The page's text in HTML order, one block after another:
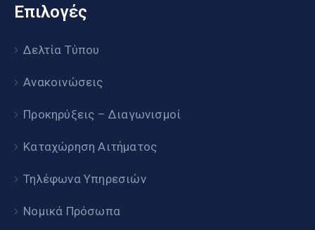
Επιλογές
Δελτία Τύπου
Ανακοινώσεις
Προκηρύξεις – Διαγωνισμοί
Καταχώρηση Αιτήματος
Τηλέφωνα Υπηρεσιών
Νομικά Πρόσωπα